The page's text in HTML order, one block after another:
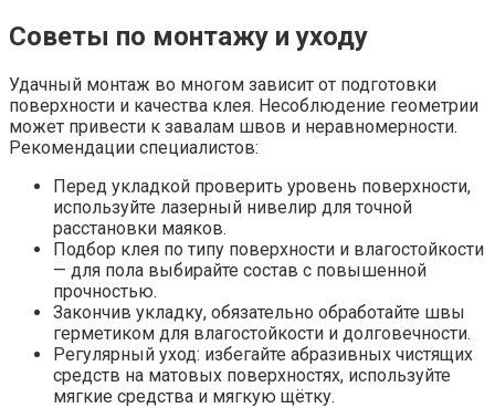
Советы по монтажу и уходу
Удачный монтаж во многом зависит от подготовки
поверхности и качества клея. Несоблюдение геометрии
может привести к завалам швов и неравномерности.
Рекомендации специалистов:
Перед укладкой проверить уровень поверхности,
используйте лазерный нивелир для точной
расстановки маяков.
Подбор клея по типу поверхности и влагостойкости
— для пола выбирайте состав с повышенной
прочностью.
Закончив укладку, обязательно обработайте швы
герметиком для влагостойкости и долговечности.
Регулярный уход: избегайте абразивных чистящих
средств на матовых поверхностях, используйте
мягкие средства и мягкую щётку.